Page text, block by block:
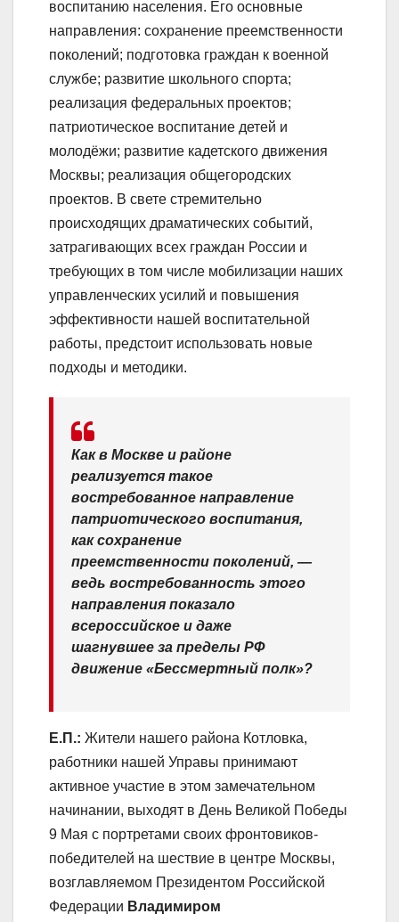
воспитанию населения. Его основные
направления: сохранение преемственности
поколений; подготовка граждан к военной
службе; развитие школьного спорта;
реализация федеральных проектов;
патриотическое воспитание детей и
молодёжи; развитие кадетского движения
Москвы; реализация общегородских
проектов. В свете стремительно
происходящих драматических событий,
затрагивающих всех граждан России и
требующих в том числе мобилизации наших
управленческих усилий и повышения
эффективности нашей воспитательной
работы, предстоит использовать новые
подходы и методики.
Как в Москве и районе
реализуется такое
востребованное направление
патриотического воспитания,
как сохранение
преемственности поколений, —
ведь востребованность этого
направления показало
всероссийское и даже
шагнувшее за пределы РФ
движение «Бессмертный полк»?
Е.П.: Жители нашего района Котловка,
работники нашей Управы принимают
активное участие в этом замечательном
начинании, выходят в День Великой Победы
9 Мая с портретами своих фронтовиков-
победителей на шествие в центре Москвы,
возглавляемом Президентом Российской
Федерации Владимиром